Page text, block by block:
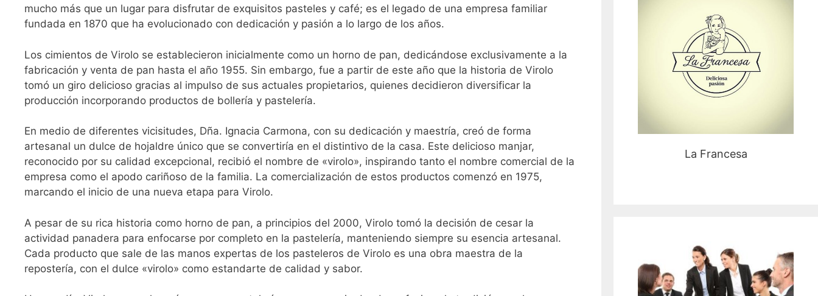
mucho más que un lugar para disfrutar de exquisitos pasteles y café; es el legado de una empresa familiar
fundada en 1870 que ha evolucionado con dedicación y pasión a lo largo de los años.
Los cimientos de Virolo se establecieron inicialmente como un horno de pan, dedicándose exclusivamente a la
fabricación y venta de pan hasta el año 1955. Sin embargo, fue a partir de este año que la historia de Virolo
tomó un giro delicioso gracias al impulso de sus actuales propietarios, quienes decidieron diversificar la
producción incorporando productos de bollería y pastelería.
En medio de diferentes vicisitudes, Dña. Ignacia Carmona, con su dedicación y maestría, creó de forma
artesanal un dulce de hojaldre único que se convertiría en el distintivo de la casa. Este delicioso manjar,
reconocido por su calidad excepcional, recibió el nombre de «virolo», inspirando tanto el nombre comercial de la
empresa como el apodo cariñoso de la familia. La comercialización de estos productos comenzó en 1975,
marcando el inicio de una nueva etapa para Virolo.
A pesar de su rica historia como horno de pan, a principios del 2000, Virolo tomó la decisión de cesar la
actividad panadera para enfocarse por completo en la pastelería, manteniendo siempre su esencia artesanal.
Cada producto que sale de las manos expertas de los pasteleros de Virolo es una obra maestra de la
repostería, con el dulce «virolo» como estandarte de calidad y sabor.
La Francesa